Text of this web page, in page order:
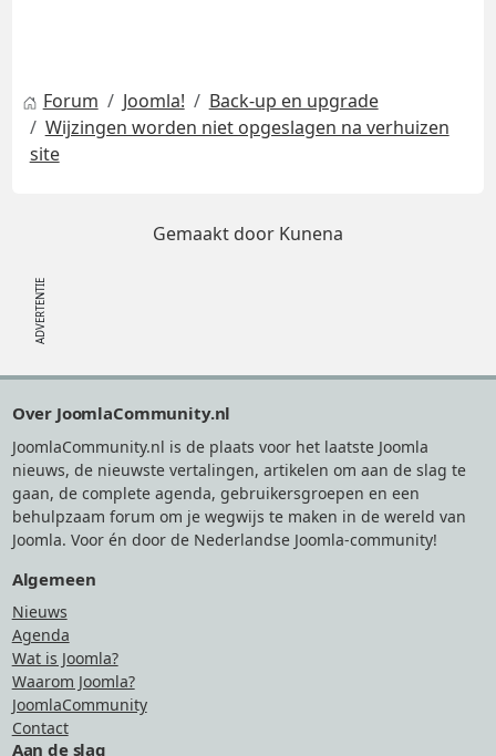
Forum Joomla!
Back-up en upgrade
Wijzingen worden niet opgeslagen na verhuizen
site
Gemaakt door Kunena
Over JoomlaCommunity.nl
JoomlaCommunity.nl is de plaats voor het laatste Joomla
nieuws, de nieuwste vertalingen, artikelen om aan de slag te
gaan, de complete agenda, gebruikersgroepen en een
behulpzaam forum om je wegwijs te maken in de wereld van
Joomla. Voor én door de Nederlandse Joomla-community!
Algemeen
Nieuws
Agenda
Wat is Joomla?
Waarom Joomla?
JoomlaCommunity
Contact
Aan de slag